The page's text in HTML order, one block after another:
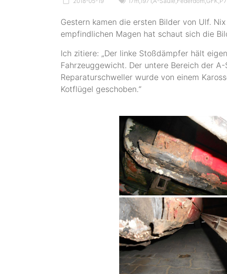
Gestern kamen die ersten Bilder von Ulf.
empfindlichen Magen hat schaut sich die
Ich zitiere: „Der linke Stoßdämpfer hält
Fahrzeuggewicht. Der untere Bereich der
Reparaturschweller wurde von einem
Kotflügel geschoben.“